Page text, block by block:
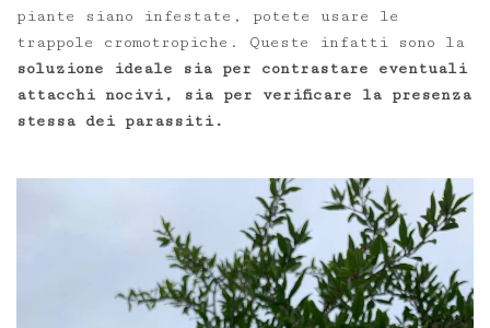
piante siano infestate, potete usare le
trappole cromotropiche. Queste infatti sono la
soluzione ideale sia per contrastare eventuali
attacchi nocivi, sia per verificare la presenza
stessa dei parassiti.